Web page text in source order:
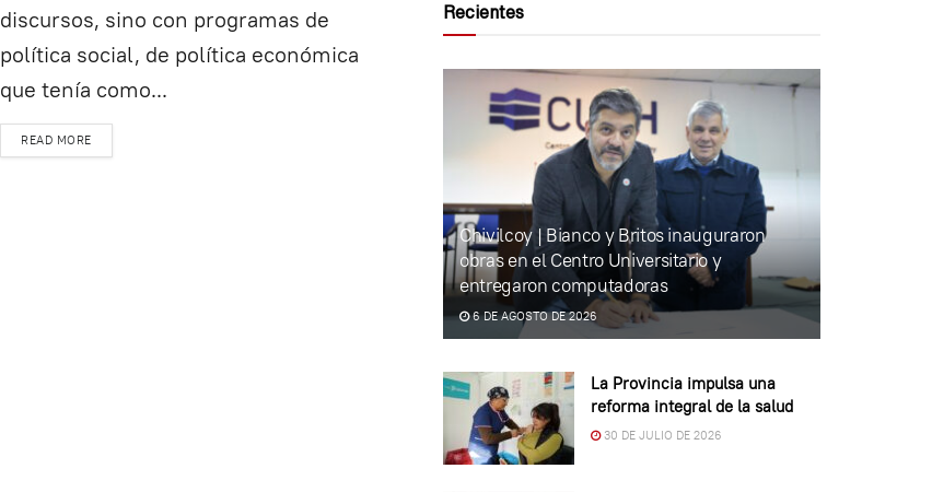
discursos, sino con programas de
política social, de política económica
que tenía como...
READ MORE
Recientes
Chivilcoy | Bianco y Britos inauguraron
obras en el Centro Universitario y
entregaron computadoras
6 DE AGOSTO DE 2026
La Provincia impulsa una
reforma integral de la salud
30 DE JULIO DE 2026